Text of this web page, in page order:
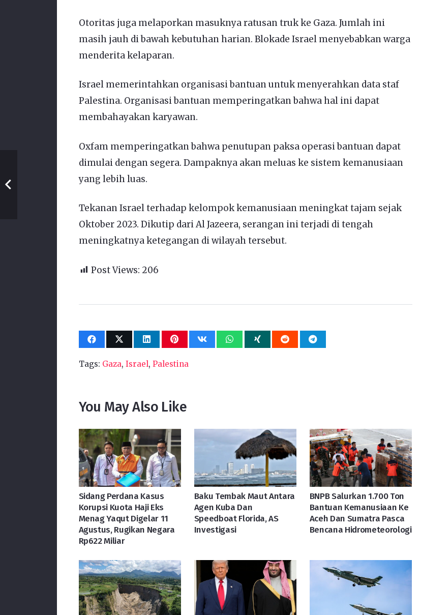
Otoritas juga melaporkan masuknya ratusan truk ke Gaza. Jumlah ini
masih jauh di bawah kebutuhan harian. Blokade Israel menyebabkan warga
menderita kelaparan.
Israel memerintahkan organisasi bantuan untuk menyerahkan data staf
Palestina. Organisasi bantuan memperingatkan bahwa hal ini dapat
membahayakan karyawan.
Oxfam memperingatkan bahwa penutupan paksa operasi bantuan dapat
dimulai dengan segera. Dampaknya akan meluas ke sistem kemanusiaan
yang lebih luas.
Tekanan Israel terhadap kelompok kemanusiaan meningkat tajam sejak
Oktober 2023. Dikutip dari Al Jazeera, serangan ini terjadi di tengah
meningkatnya ketegangan di wilayah tersebut.
Post Views: 206
Tags: Gaza, Israel, Palestina
You May Also Like
Sidang Perdana Kasus
Korupsi Kuota Haji Eks
Menag Yaqut Digelar 11
Agustus, Rugikan Negara
Rp622 Miliar
Baku Tembak Maut Antara
Agen Kuba Dan
Speedboat Florida, AS
Investigasi
BNPB Salurkan 1.700 Ton
Bantuan Kemanusiaan Ke
Aceh Dan Sumatra Pasca
Bencana Hidrometeorologi